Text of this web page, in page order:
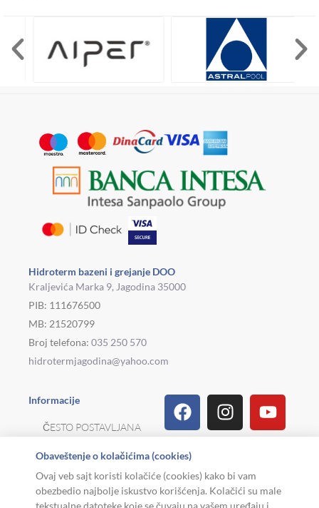
Hidroterm bazeni i grejanje DOO
Kraljevića Marka 9, Jagodina 35000
PIB: 111676500
MB: 21520799
Broj telefona: 035 250 570
hidrotermjagodina@yahoo.com
Informacije
ČESTO POSTAVLJANA
REKLAMACIJE I
POVRAT ROBE
FacebookInstagram
Linkedin
Viber
TiktokPinterest
Obaveštenje o kolačićima (cookies)
Ovaj veb sajt koristi kolačiće (cookies) kako bi vam
obezbedio najbolje iskustvo korišćenja. Kolačići su male
tekstualne datoteke koje se čuvaju na vašem uređaju i